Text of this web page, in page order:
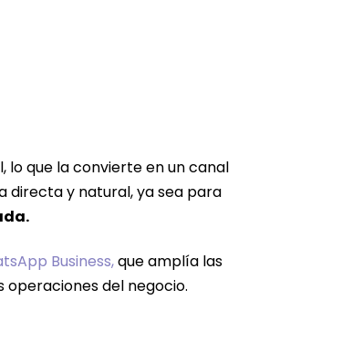
lo que la convierte en un canal
directa y natural, ya sea para
Business,que amplía las
del negocio.